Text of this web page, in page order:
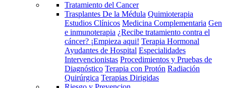
Tratamiento del Cancer
Trasplantes De la Médula Quimioterapia
Estudios Clínicos Medicina Complementaria Gen
e inmunoterapia ¿Recibe tratamiento contra el
cáncer? ¡Empieza aqui! Terapia Hormonal
Ayudantes de Hospital Especialidades
Intervencionistas Procedimientos y Pruebas de
Diagnóstico Terapia con Protón Radiación
Quirúrgica Terapias Dirigidas